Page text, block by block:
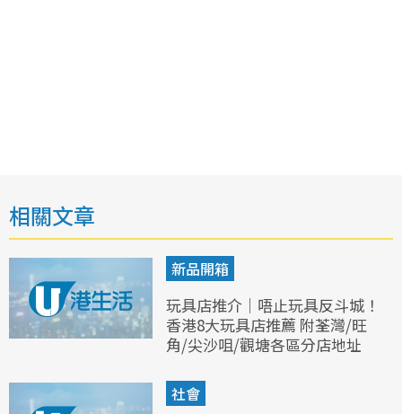
相關文章
新品開箱
玩具店推介｜唔止玩具反斗城！
香港8大玩具店推薦 附荃灣/旺
角/尖沙咀/觀塘各區分店地址
社會